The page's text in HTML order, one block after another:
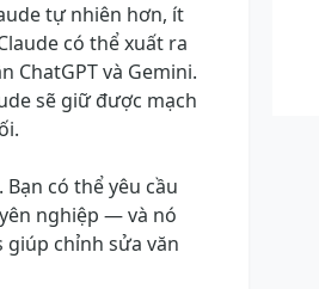
tự nhiên hơn, ít
có thể xuất ra
và Gemini.
sẽ giữ được mạch
có thể yêu cầu
nghiệp — và nó
giúp chỉnh sửa văn